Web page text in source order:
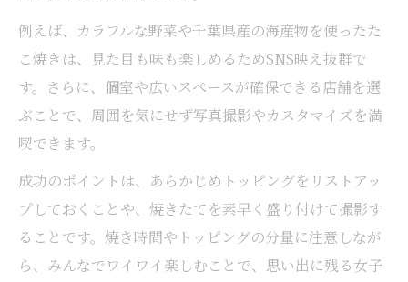
例えば、カラフルな野菜や千葉県産の海産物を使ったた
こ焼きは、見た目も味も楽しめるためSNS映え抜群で
す。さらに、個室や広いスペースが確保できる店舗を選
ぶことで、周囲を気にせず写真撮影やカスタマイズを満
喫できます。
成功のポイントは、あらかじめトッピングをリストアッ
プしておくことや、焼きたてを素早く盛り付けて撮影す
ることです。焼き時間やトッピングの分量に注意しなが
ら、みんなでワイワイ楽しむことで、思い出に残る女子